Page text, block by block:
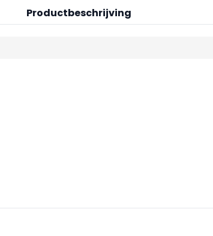
Productbeschrijving